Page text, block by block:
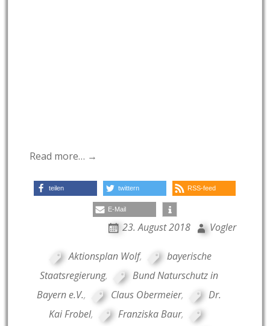
Read more… →
teilen twittern RSS-feed
E-Mail
23. August 2018 Vogler
Aktionsplan Wolf,
bayerische
Staatsregierung,
Bund Naturschutz in
Bayern e.V., Claus Obermeier,
Dr.
Kai Frobel, Franziska Baur,